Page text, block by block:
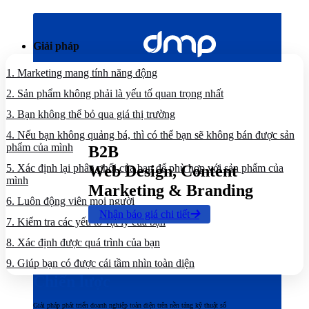
dung
Giải pháp
B2B
Web Design, Content
Marketing & Branding
Nhận báo giá chi tiết
Giải pháp phát triển doanh nghiệp toàn diện trên nền tảng kỹ thuật số
1. Marketing mang tính năng động
2. Sản phẩm không phải là yếu tố quan trọng nhất
3. Bạn không thể bỏ qua giá thị trường
4. Nếu bạn không quảng bá, thì có thể bạn sẽ không bán được sản
phẩm của mình
5. Xác định lại phân phối của bạn để phù hợp với sản phẩm của
mình
6. Luôn động viên mọi người
7. Kiểm tra các yếu tố vật lý của bạn
8. Xác định được quá trình của bạn
9. Giúp bạn có được cái tầm nhìn toàn diện